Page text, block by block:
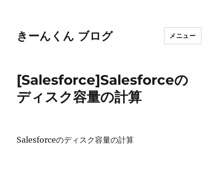
きーんくん ブログ メニュー
[Salesforce]Salesforceの
ディスク容量の計算
Salesforceのディスク容量の計算